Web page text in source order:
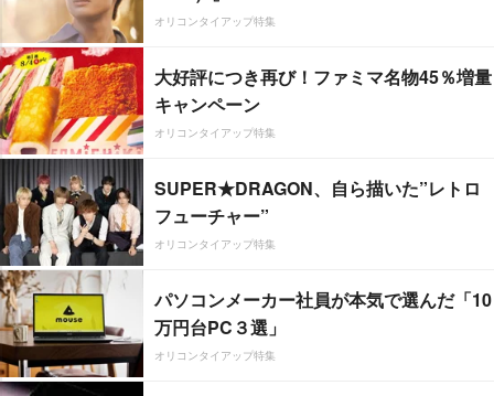
オリコンタイアップ特集
大好評につき再び！ファミマ名物45％増量
キャンペーン
オリコンタイアップ特集
SUPER★DRAGON、自ら描いた”レトロ
フューチャー”
オリコンタイアップ特集
パソコンメーカー社員が本気で選んだ「10
万円台PC３選」
オリコンタイアップ特集